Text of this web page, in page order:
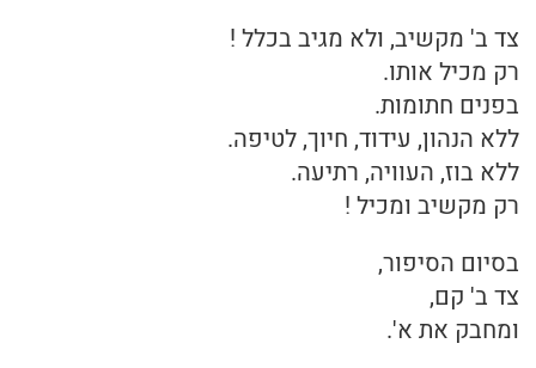
צד ב' מקשיב, ולא מגיב בכלל !
רק מכיל אותו.
בפנים חתומות.
ללא הנהון, עידוד, חיוך, לטיפה.
ללא בוז, העוויה, רתיעה.
רק מקשיב ומכיל !
בסיום הסיפור,
צד ב' קם,
ומחבק את א'.